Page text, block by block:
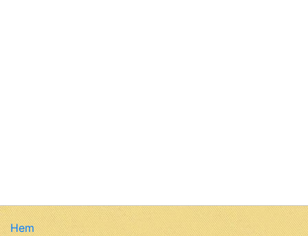
Hem